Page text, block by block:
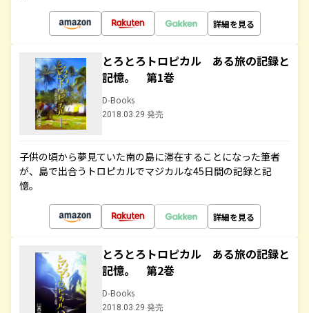
詳細を見る
とろとろトロピカル ある旅の記録と
記憶。 第1巻
D-Books
2018.03.29 発売
子供の頃から夢見ていた南の島に滞在することになった筆者
が、島で出合うトロピカルでマジカルな45日間の記録と記
憶。
詳細を見る
とろとろトロピカル ある旅の記録と
記憶。 第2巻
D-Books
2018.03.29 発売